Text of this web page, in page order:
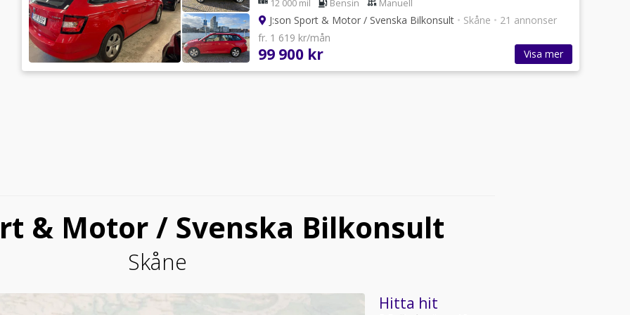
12 000 mil Bensin Manuell
J:son Sport & Motor / Svenska Bilkonsult • Skåne • 21 annonser
fr. 1 619 kr/mån
99 900 kr Visa mer
& Motor / Svenska Bilkonsult
Skåne
Hitta hit